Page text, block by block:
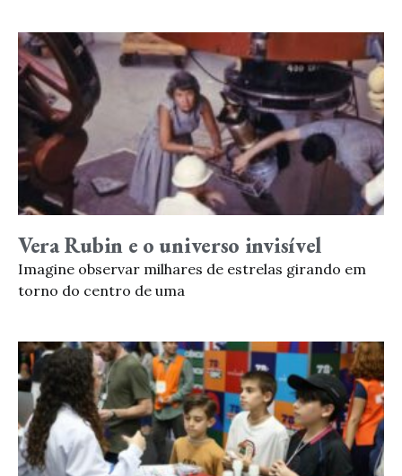
Vera Rubin e o universo invisível
Imagine observar milhares de estrelas girando em
torno do centro de uma